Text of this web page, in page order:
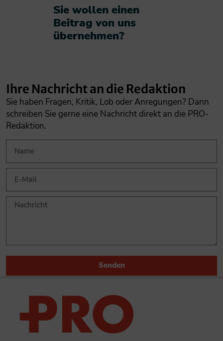
Sie wollen einen
Beitrag von uns
übernehmen?​
Ihre Nachricht an die Redaktion
Sie haben Fragen, Kritik, Lob oder Anregungen? Dann
schreiben Sie gerne eine Nachricht direkt an die PRO-
Redaktion.
Senden